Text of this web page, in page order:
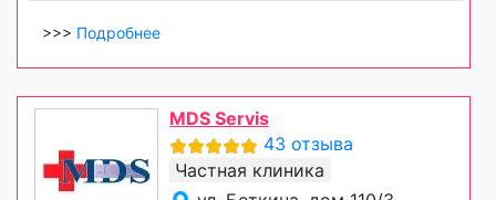
>>> Подробнее
MDS Servis
43 отзыва
Частная клиника